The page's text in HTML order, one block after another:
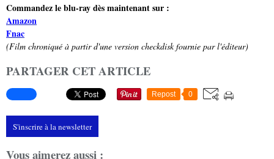
Commandez le blu-ray dès maintenant sur :
Amazon
Fnac
(Film chroniqué à partir d'une version checkdisk fournie par l'éditeur)
PARTAGER CET ARTICLE
Repost 0
S'inscrire à la newsletter
Vous aimerez aussi :